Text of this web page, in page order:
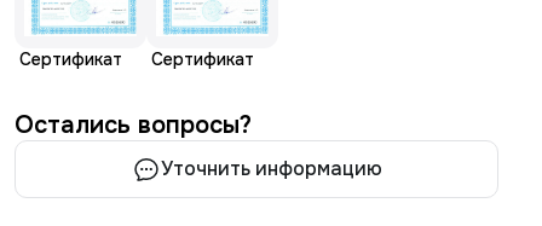
Сертификат Сертификат
Остались вопросы?
Уточнить информацию